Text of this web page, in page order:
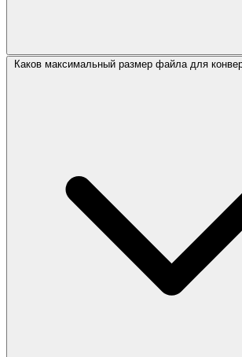
Каков максимальный размер файла для